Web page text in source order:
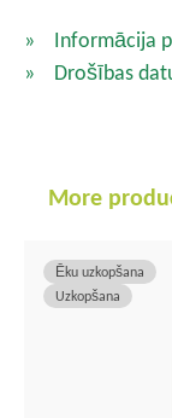
Informācija
Drošības
More
Ēku uzkopšana
Uzkopšana